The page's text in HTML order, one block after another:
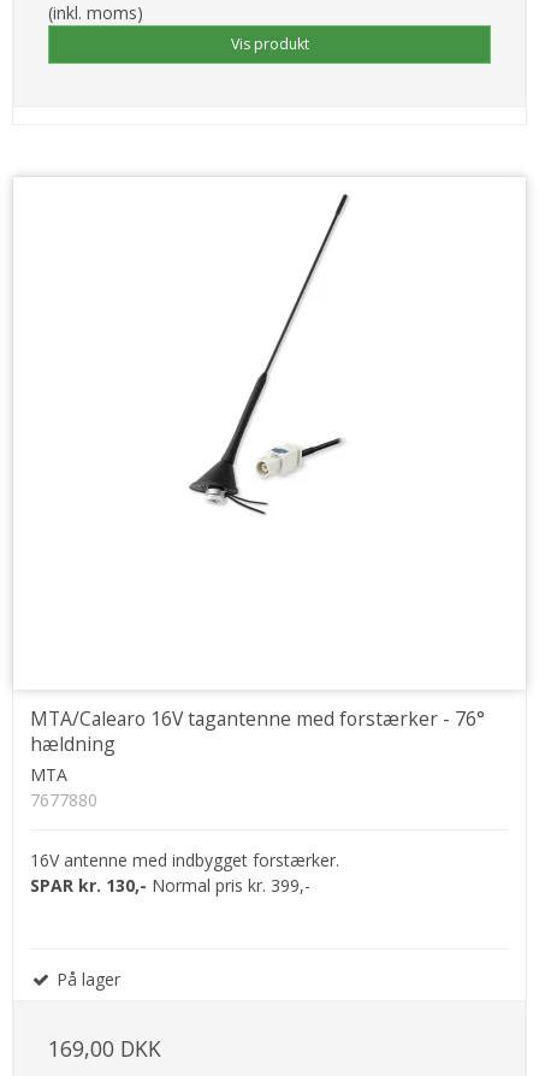
(inkl. moms)
Vis produkt
MTA/Calearo 16V tagantenne med forstærker - 76°
hældning
MTA
7677880
16V antenne med indbygget forstærker.
SPAR kr. 130,- Normal pris kr. 399,-
På lager
169,00 DKK